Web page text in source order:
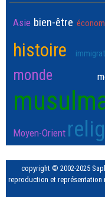
Asie bien-être
histoire
monde
Moyen-Orient
copyright © 2002-2025
reproduction et représentation